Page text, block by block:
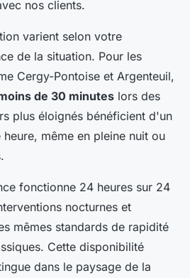
nos clients.
varient selon votre
de la situation. Pour les
Cergy-Pontoise et Argenteuil,
de 30 minutes lors des
plus éloignés bénéficient d'un
même en pleine nuit ou
fonctionne 24 heures sur 24
nocturnes et
mêmes standards de rapidité
Cette disponibilité
dans le paysage de la